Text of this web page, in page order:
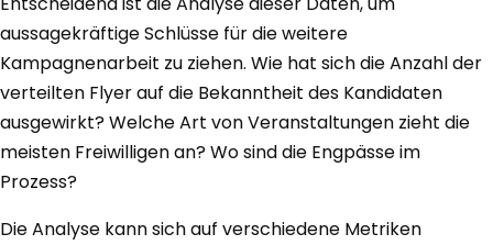
aussagekräftige Schlüsse für die weitere
Kampagnenarbeit zu ziehen. Wie hat sich die Anzahl der
verteilten Flyer auf die Bekanntheit des Kandidaten
ausgewirkt? Welche Art von Veranstaltungen zieht die
meisten Freiwilligen an? Wo sind die Engpässe im
Prozess?
Die Analyse kann sich auf verschiedene Metriken